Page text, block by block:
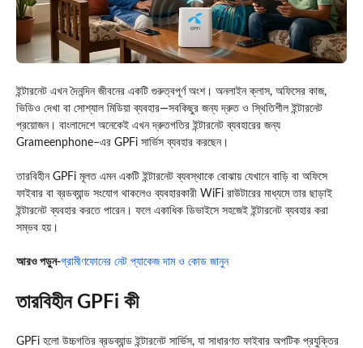
ইন্টারনেট এখন দৈনন্দিন জীবনের একটি গুরুত্বপূর্ণ অংশ। অনলাইন ক্লাস, অফিসের কাজ,
ভিডিও দেখা বা সোশ্যাল মিডিয়া ব্যবহার—সবকিছুর জন্য দ্রুত ও স্থিতিশীল ইন্টারনেট
প্রয়োজন। বাংলাদেশে অনেকেই এখন দ্রুতগতির ইন্টারনেট ব্যবহারের জন্য
Grameenphone–এর GPFi সার্ভিস ব্যবহার করছেন।
তারবিহীন GPFi মূলত এমন একটি ইন্টারনেট ব্যবস্থাকে বোঝায় যেখানে বাড়ি বা অফিসে
ফাইবার বা ব্রডব্যান্ড সংযোগ থাকলেও ব্যবহারকারী WiFi রাউটারের মাধ্যমে তার ছাড়াই
ইন্টারনেট ব্যবহার করতে পারেন। ফলে একাধিক ডিভাইসে সহজেই ইন্টারনেট ব্যবহার করা
সম্ভব হয়।
আরও পড়ুন-গ্রামীণফোনের নেট প্যাকেজ দাম ও কোড জানুন
তারবিহীন GPFi কী
GPFi হলো উচ্চগতির ব্রডব্যান্ড ইন্টারনেট সার্ভিস, যা সাধারণত ফাইবার অপটিক প্রযুক্তির